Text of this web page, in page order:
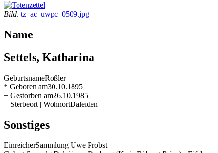
Bild: tz_ac_uwpc_0509.jpg
Name
Settels, Katharina
GeburtsnameRoßler
* Geboren am30.10.1895
+ Gestorben am26.10.1985
+ Sterbeort | WohnortDaleiden
Sonstiges
EinreicherSammlung Uwe Probst